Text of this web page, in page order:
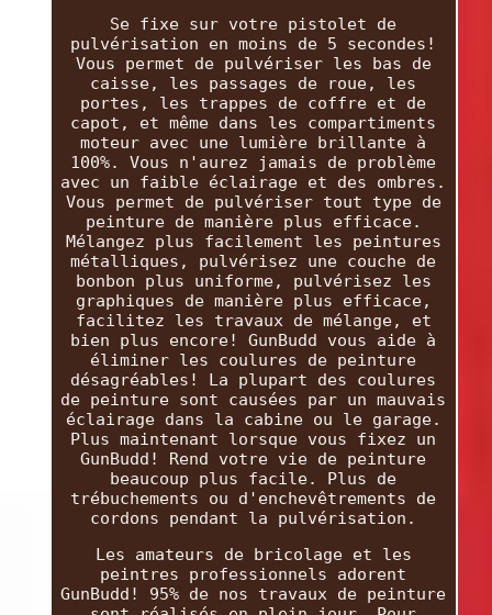
Se fixe sur votre pistolet de
pulvérisation en moins de 5 secondes!
Vous permet de pulvériser les bas de
caisse, les passages de roue, les
portes, les trappes de coffre et de
capot, et même dans les compartiments
moteur avec une lumière brillante à
100%. Vous n'aurez jamais de problème
avec un faible éclairage et des ombres.
Vous permet de pulvériser tout type de
peinture de manière plus efficace.
Mélangez plus facilement les peintures
métalliques, pulvérisez une couche de
bonbon plus uniforme, pulvérisez les
graphiques de manière plus efficace,
facilitez les travaux de mélange, et
bien plus encore! GunBudd vous aide à
éliminer les coulures de peinture
désagréables! La plupart des coulures
de peinture sont causées par un mauvais
éclairage dans la cabine ou le garage.
Plus maintenant lorsque vous fixez un
GunBudd! Rend votre vie de peinture
beaucoup plus facile. Plus de
trébuchements ou d'enchevêtrements de
cordons pendant la pulvérisation.
Les amateurs de bricolage et les
peintres professionnels adorent
GunBudd! 95% de nos travaux de peinture